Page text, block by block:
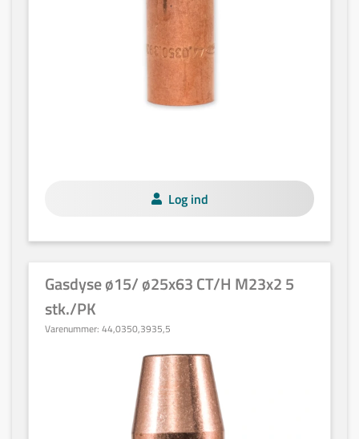
Log ind
Gasdyse ø15/ ø25x63 CT/H M23x2 5
stk./PK
Varenummer: 44,0350,3935,5